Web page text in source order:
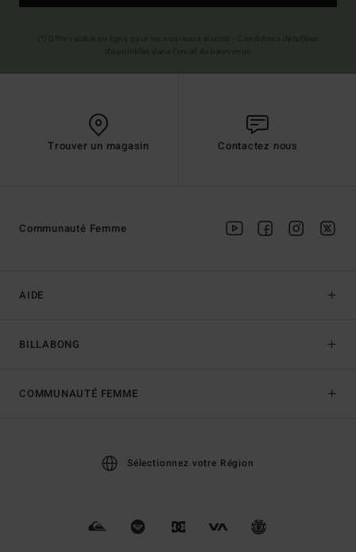
Trouver un magasin Contactez nous
AIDE
BILLABONG
Communauté Femme
COMMUNAUTÉ FEMME
Sélectionnez votre Région